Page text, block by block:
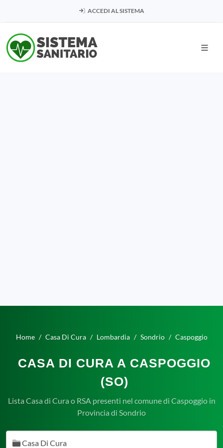
ACCEDI AL SISTEMA
Home Casa Di Cura Lombardia Sondrio Caspoggio
CASA DI CURA A CASPOGGIO
(SO)
Lista Casa di Cura o RSA presenti nel comune di Caspoggio in
Provincia di Sondrio
Casa Di Cura